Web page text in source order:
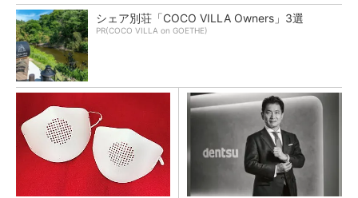
シェア別荘「COCO VILLA Owners」3選
PR(COCO VILLA on GOETHE)